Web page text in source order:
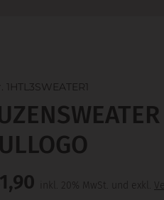
inkl. 20% MwSt. und exkl.